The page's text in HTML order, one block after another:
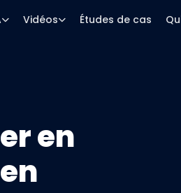
Vidéos Études de cas
en